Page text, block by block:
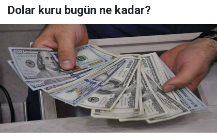
Dolar kuru bugün ne kadar?